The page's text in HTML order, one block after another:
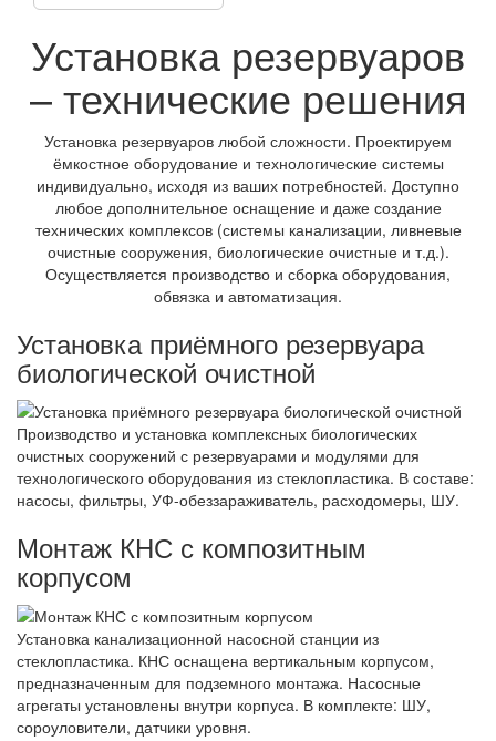
Установка резервуаров
– технические решения
Установка резервуаров любой сложности. Проектируем
ёмкостное оборудование и технологические системы
индивидуально, исходя из ваших потребностей. Доступно
любое дополнительное оснащение и даже создание
технических комплексов (системы канализации, ливневые
очистные сооружения, биологические очистные и т.д.).
Осуществляется производство и сборка оборудования,
обвязка и автоматизация.
Установка приёмного резервуара
биологической очистной
Производство и установка комплексных биологических
очистных сооружений с резервуарами и модулями для
технологического оборудования из стеклопластика. В составе:
насосы, фильтры, УФ-обеззараживатель, расходомеры, ШУ.
Монтаж КНС с композитным
корпусом
Установка канализационной насосной станции из
стеклопластика. КНС оснащена вертикальным корпусом,
предназначенным для подземного монтажа. Насосные
агрегаты установлены внутри корпуса. В комплекте: ШУ,
сороуловители, датчики уровня.